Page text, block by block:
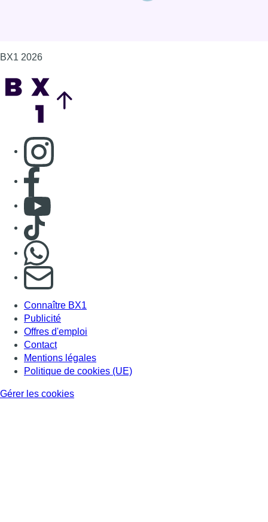
BX1 2026
Consulter page Instagram
Consulter page Facebook
Consulter Youtube
Consulter TikTok
S'abonner à notre newsletter
Connaître BX1
Publicité
Offres d'emploi
Contact
Mentions légales
Politique de cookies (UE)
Gérer les cookies